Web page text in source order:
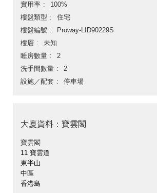
實用率
100%
樓盤類型
住宅
樓盤編號
Proway-LID90229S
樓層
未知
睡房數量
2
洗手間數量
2
設施／配套
停車場
大廈資料：寶雲閣
寶雲閣
11 寶雲道
東半山
中區
香港島